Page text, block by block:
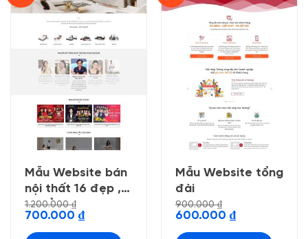
Mẫu Website bán
nội thất 16 đẹp ,
chuẩn seo
1.200.000₫
Giá
là:
700.000 ₫Giá
hiện
tại
Mẫu Website tổng
đài
900.000₫
Giá
là:
600.000 ₫Giá
hiện
tại